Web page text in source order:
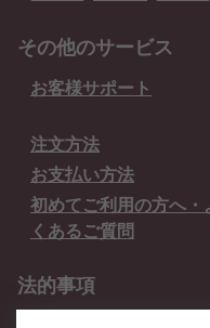
その他のサービス
お客様サポート
注文方法
お支払い方法
初めてご利用の方へ・
くあるご質問
法的事項